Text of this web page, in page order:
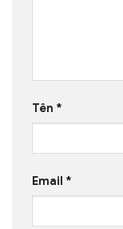
Tên *
Email *